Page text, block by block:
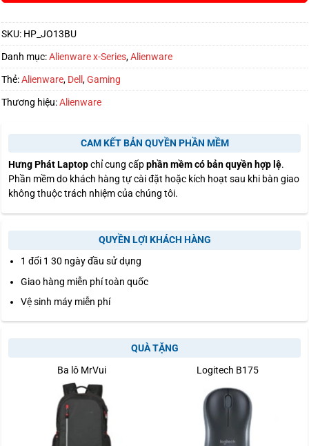
SKU: HP_JO13BU
Danh mục:Alienware x-Series,Alienware
Thẻ:Alienware, Dell ,Gaming
Thương hiệu:Alienware
CAM KẾT BẢN QUYỀN PHẦN MỀM
Hưng Phát Laptopchỉ cung cấpphần mềm có bản quyền hợp lệ.
Phần mềm do khách hàng tự cài đặt hoặc kích hoạt sau khi bàn giao
không thuộc trách nhiệm của chúng tôi.
QUYỀN LỢI KHÁCH HÀNG
1 đổi 1 30 ngày đầu sử dụng
Giao hàng miễn phí toàn quốc
Vệ sinh máy miễn phí
QUÀ TẶNG
Ba lô MrVui Logitech B175